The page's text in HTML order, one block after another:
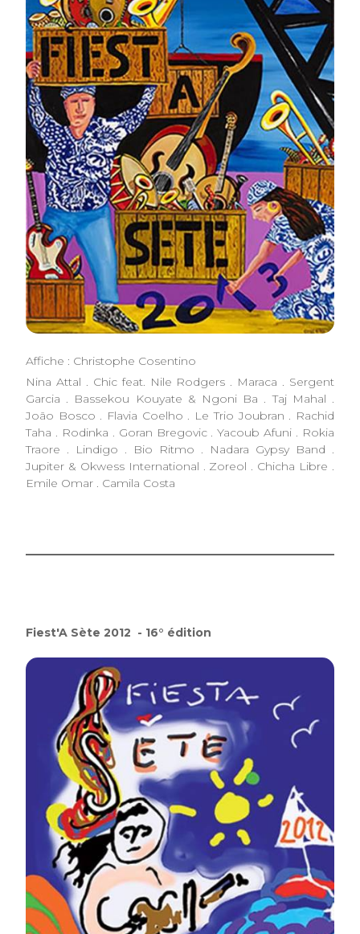
Affiche : Christophe Cosentino
Nina Attal . Chic feat. Nile Rodgers . Maraca . Sergent
Garcia . Bassekou Kouyate & Ngoni Ba . Taj Mahal .
João Bosco . Flavia Coelho . Le Trio Joubran . Rachid
Taha . Rodinka . Goran Bregovic . Yacoub Afuni . Rokia
Traore . Lindigo . Bio Ritmo . Nadara Gypsy Band .
Jupiter & Okwess International . Zoreol . Chicha Libre .
Emile Omar . Camila Costa
Fiest'A Sète 2012 - 16° édition